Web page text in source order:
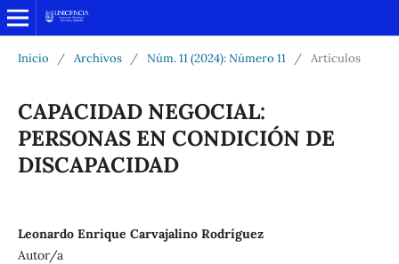
Inicio / Archivos / Núm. 11 (2024): Número 11 / Artículos
CAPACIDAD NEGOCIAL:
PERSONAS EN CONDICIÓN DE
DISCAPACIDAD
Leonardo Enrique Carvajalino Rodríguez
Autor/a